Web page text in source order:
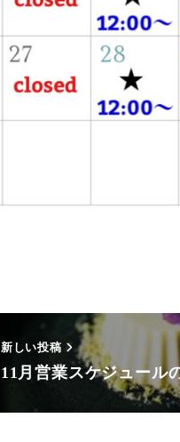
新しい投稿
11月営業スケジュール